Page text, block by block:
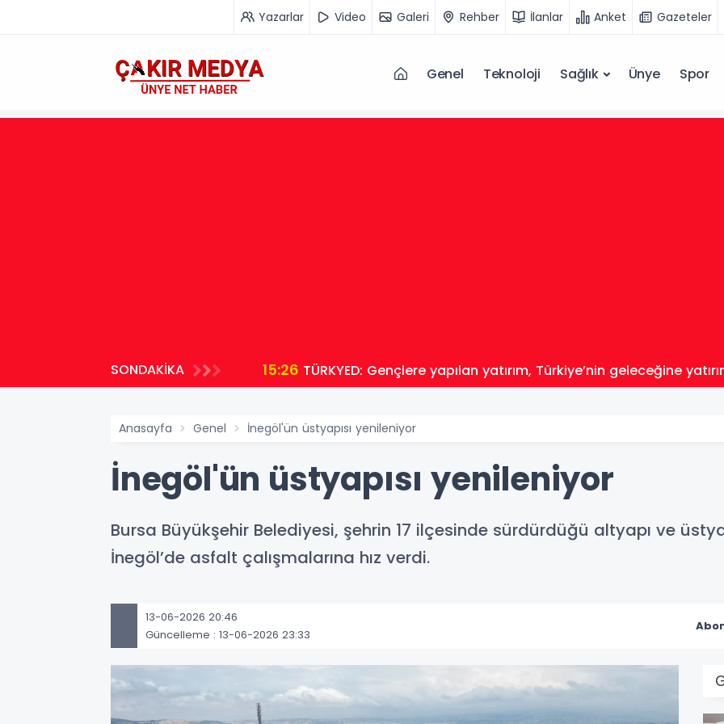
Yazarlar Video Galeri Rehber İlanlar Anket Gazeteler
Genel Teknoloji Sağlık Ünye Spor
SONDAKİKA 15:26 TÜRKYED: Gençlere yapılan yatırım, Türkiye’nin geleceğine
Anasayfa Genel İnegöl'ün üstyapısı yenileniyor
İnegöl'ün üstyapısı yenileniyor
Bursa Büyükşehir Belediyesi, şehrin 17 ilçesinde sürdürdüğü altyapı ve
İnegöl’de asfalt çalışmalarına hız verdi.
13-06-2026 20:46
Güncelleme : 13-06-2026 23:33